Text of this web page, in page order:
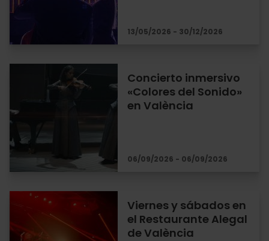
13/05/2026 - 30/12/2026
Concierto inmersivo
«Colores del Sonido»
en València
06/09/2026 - 06/09/2026
Viernes y sábados en
el Restaurante Alegal
de València